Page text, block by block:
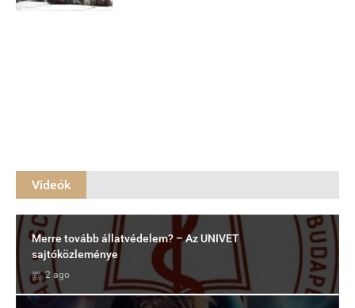
Videók
Merre tovább állatvédelem? – Az UNIVET
sajtóközleménye
2 ago